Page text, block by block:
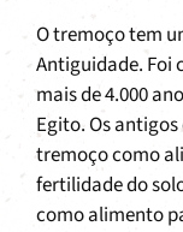
O tremoço tem
Antiguidade. Foi
mais de 4.000
Egito. Os
tremoço como
fertilidade do
como alimento